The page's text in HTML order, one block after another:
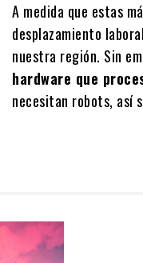
A medida que estas
desplazamiento
nuestra región. Sin
hardware que
necesitan robots, así